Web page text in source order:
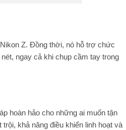
Z. Đồng thời, nó hỗ trợ chức
ngay cả khi chụp cầm tay trong
hoàn hảo cho những ai muốn tận
khả năng điều khiển linh hoạt và